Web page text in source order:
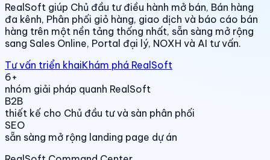
RealSoft giúp Chủ đầu tư điều hành mở bán, Bán hàng
đa kênh, Phân phối giỏ hàng, giao dịch và báo cáo bán
hàng trên một nền tảng thống nhất, sẵn sàng mở rộng
sang Sales Online, Portal đại lý, NOXH và AI tư vấn.
Tư vấn triển khaiKhám phá RealSoft
6+
nhóm giải pháp quanh RealSoft
B2B
thiết kế cho Chủ đầu tư và sàn phân phối
SEO
sẵn sàng mở rộng landing page dự án